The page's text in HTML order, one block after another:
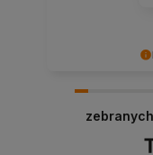
wyborem.